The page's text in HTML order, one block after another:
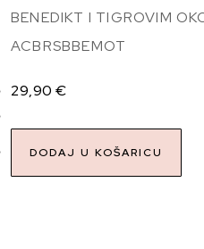
BENEDIKT I TIGROVIM
ACBRSBBEMOT
29,90 €
DODAJ U KOŠARICU